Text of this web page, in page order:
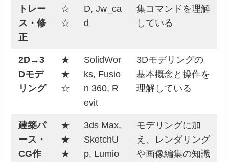
トレー
ス・修
正
☆
☆
D, Jw_ca
d
集コマンドを理解
している
2D→3
Dモデ
リング
★
★
☆
SolidWor
ks, Fusio
n 360, R
evit
3Dモデリングの
基本概念と操作を
理解している
建築パ
ース・
CG作
★
★
★
3ds Max,
SketchU
p, Lumio
モデリングに加
え、レンダリング
や画像編集の知識